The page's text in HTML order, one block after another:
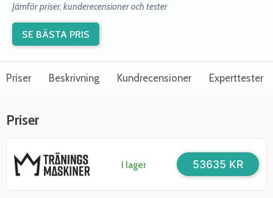
Jämför priser, kunderecensioner och tester
SE BÄSTA PRIS
Priser Beskrivning Kundrecensioner Experttester
Priser
I lager 53635 KR